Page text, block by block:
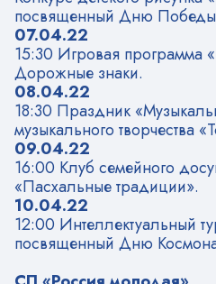
посвященный Дню Победы
07.04.22
15:30 Игровая программа
Дорожные знаки.
08.04.22
18:30 Праздник
музыкального творчества
09.04.22
16:00 Клуб семейного
«Пасхальные традиции».
10.04.22
12:00 Интеллектуальный
посвященный Дню